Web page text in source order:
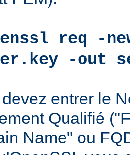
req -
-out
entrer le
Qualifié
Name" ou